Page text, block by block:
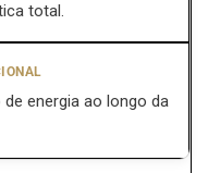
total.
energia ao longo da